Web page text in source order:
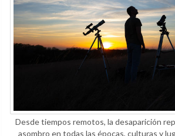
Desde tiempos remotos, la desaparición
asombro en todas las épocas, culturas y